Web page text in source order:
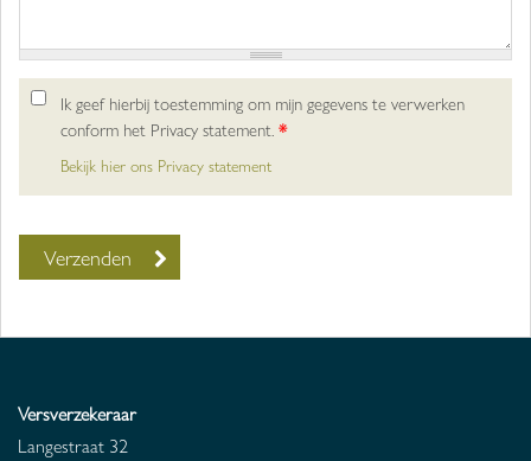
Ik geef hierbij toestemming om mijn gegevens te verwerken
conform het Privacy statement.*
Bekijk hier ons Privacy statement
Versverzekeraar
Langestraat 32